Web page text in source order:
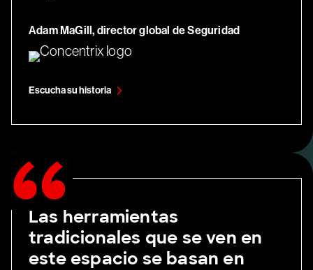
Adam MaGill, director global de Seguridad
Escucha su historia
Las herramientas
tradicionales que se ven en
este espacio se basan en